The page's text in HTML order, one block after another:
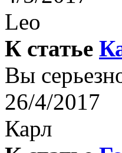
Leo
К статье
Вы
26/4/2017
Карл